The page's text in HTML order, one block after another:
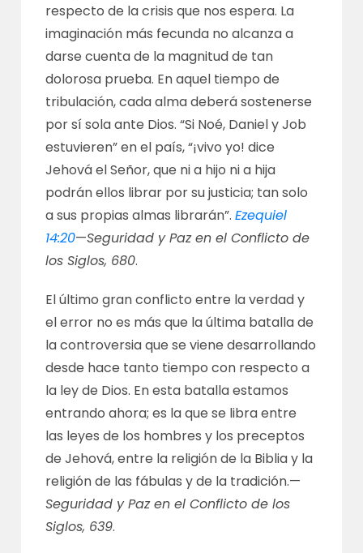
respecto de la crisis que nos espera. La
imaginación más fecunda no alcanza a
darse cuenta de la magnitud de tan
dolorosa prueba. En aquel tiempo de
tribulación, cada alma deberá sostenerse
por sí sola ante Dios. “Si Noé, Daniel y Job
estuvieren” en el país, “¡vivo yo! dice
Jehová el Señor, que ni a hijo ni a hija
podrán ellos librar por su justicia; tan solo
a sus propias almas librarán”.Ezequiel
14:20—Seguridad y Paz en el Conflicto de
los Siglos, 680.
El último gran conflicto entre la verdad y
el error no es más que la última batalla de
la controversia que se viene desarrollando
desde hace tanto tiempo con respecto a
la ley de Dios. En esta batalla estamos
entrando ahora; es la que se libra entre
las leyes de los hombres y los preceptos
de Jehová, entre la religión de la Biblia y la
religión de las fábulas y de la tradición.—
Seguridad y Paz en el Conflicto de los
Siglos, 639.